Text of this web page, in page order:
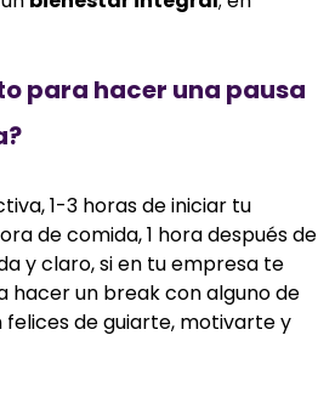
para hacer una pausa
1-3 horas de iniciar tu
de comida, 1 hora después de
y claro, si en tu empresa te
un break con alguno de
felices de guiarte, motivarte y